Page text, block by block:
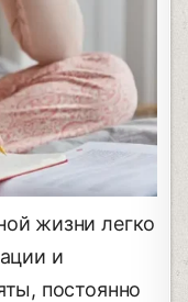
жизни легко
и
постоянно